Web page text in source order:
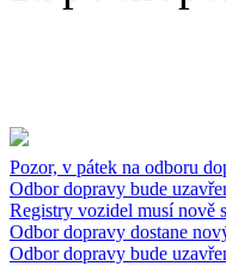
Pozor, v pátek na odboru
Odbor dopravy bude
Registry vozidel musí nově
Odbor dopravy dostane
Odbor dopravy bude